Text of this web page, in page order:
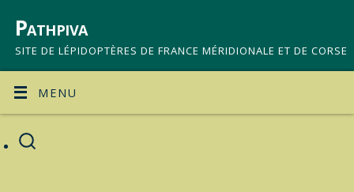
Pathpiva
SITE DE LÉPIDOPTÈRES DE FRANCE MÉRIDIONALE ET DE CORSE
MENU